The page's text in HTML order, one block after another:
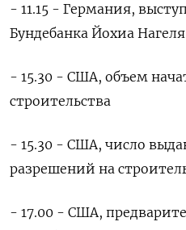
- 11.15 - Германия,
Бундебанка Йохиа Нагеля
- 15.30 - США, объем
строительства
- 15.30 - США, число
разрешений на
- 17.00 - США,